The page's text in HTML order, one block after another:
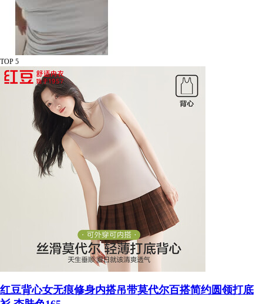
TOP 5
红豆背心女无痕修身内搭吊带莫代尔百搭简约圆领打底